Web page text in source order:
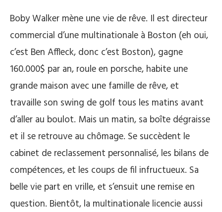
Boby Walker mène une vie de rêve. Il est directeur
commercial d’une multinationale à Boston (eh oui,
c’est Ben Affleck, donc c’est Boston), gagne
160.000$ par an, roule en porsche, habite une
grande maison avec une famille de rêve, et
travaille son swing de golf tous les matins avant
d’aller au boulot. Mais un matin, sa boîte dégraisse
et il se retrouve au chômage. Se succèdent le
cabinet de reclassement personnalisé, les bilans de
compétences, et les coups de fil infructueux. Sa
belle vie part en vrille, et s’ensuit une remise en
question. Bientôt, la multinationale licencie aussi